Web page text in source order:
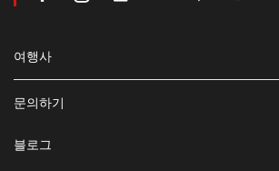
여행사
문의하기
블로그